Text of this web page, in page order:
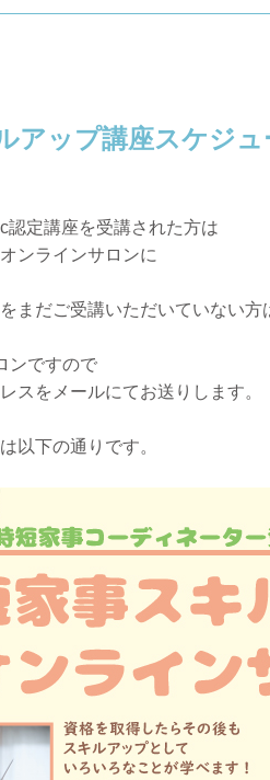
ップ講座スケジュ
認定講座を受講された方は
ンラインサロンに
まだご受講いただいていない方
ンですので
スをメールにてお送りします。
以下の通りです。